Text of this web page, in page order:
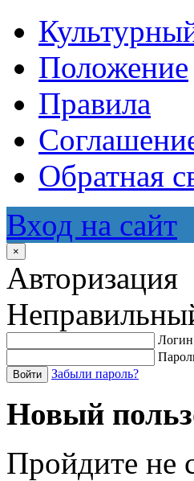
Положение
Правила
Обратная
Вход на сайт
×
Авторизация
Логин
Войти Забыли пароль?
Новый
Пройдите не